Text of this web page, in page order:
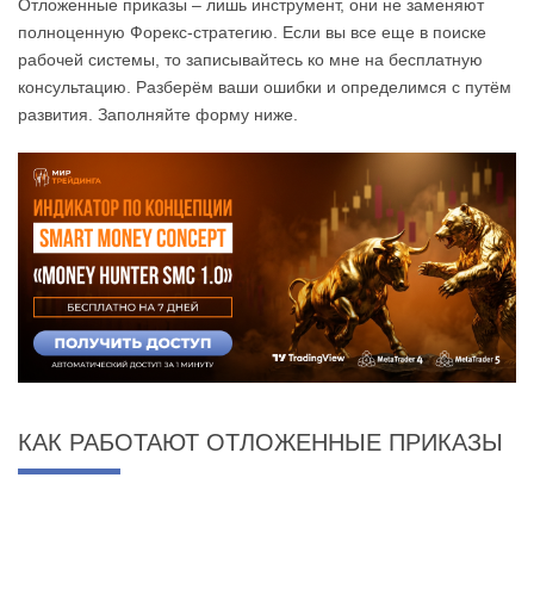
Отложенные приказы – лишь инструмент, они не заменяют
полноценную Форекс-стратегию. Если вы все еще в поиске
рабочей системы, то записывайтесь ко мне на бесплатную
консультацию. Разберём ваши ошибки и определимся с путём
развития. Заполняйте форму ниже.
КАК РАБОТАЮТ ОТЛОЖЕННЫЕ ПРИКАЗЫ